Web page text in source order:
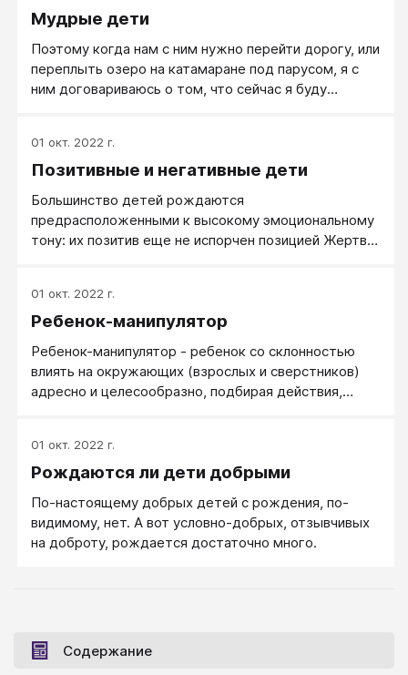
Мудрые дети
Поэтому когда нам с ним нужно перейти дорогу, или
переплыть озеро на катамаране под парусом, я с
ним договариваюсь о том, что сейчас я буду
01 окт. 2022 г.
Позитивные и негативные дети
Большинство детей рождаются
предрасположенными к высокому эмоциональному
тону: их позитив еще не испорчен позицией Жертвы,
Плач здорового ребенка - обычно не страдание, а
энергичный сигнал взрослым, привлекающий их
01 окт. 2022 г.
Ребенок-манипулятор
Ребенок-манипулятор - ребенок со склонностью
влиять на окружающих (взрослых и сверстников)
адресно и целесообразно, подбирая действия,
Манипулятор). Манипулятор, он же коммуникатор,
устраивает интересные и сложные многоходовки.
01 окт. 2022 г.
Рождаются ли дети добрыми
По-настоящему добрых детей с рождения, по-
видимому, нет. А вот условно-добрых, отзывчивых
на доброту, рождается достаточно много.
Содержание